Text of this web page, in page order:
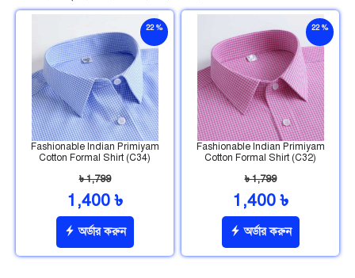
22 %
Fashionable Indian Primiyam
Cotton Formal Shirt (C34)
৳ 1,799
1,400 ৳
অর্ডার করুন
22 %
Fashionable Indian Primiyam
Cotton Formal Shirt (C32)
৳ 1,799
1,400 ৳
অর্ডার করুন